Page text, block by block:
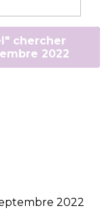
chercher
2022
2022